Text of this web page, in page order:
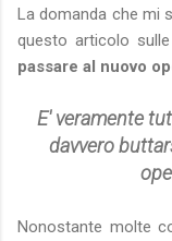
La domanda che mi
questo articolo sulle
passare al nuovo
E' veramente
davvero
Nonostante molte